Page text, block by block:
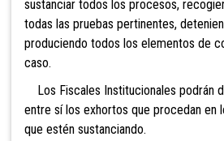
sustanciar todos los procesos,
todas las pruebas pertinentes,
produciendo todos los elementos de
caso.
Los Fiscales Institucionales podrán
entre sí los exhortos que procedan en
que estén sustanciando.